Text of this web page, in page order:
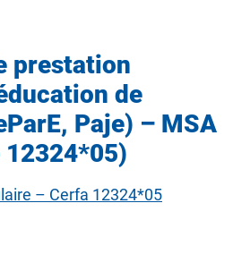
prestation
de
Paje) – MSA
– Cerfa 12324*05